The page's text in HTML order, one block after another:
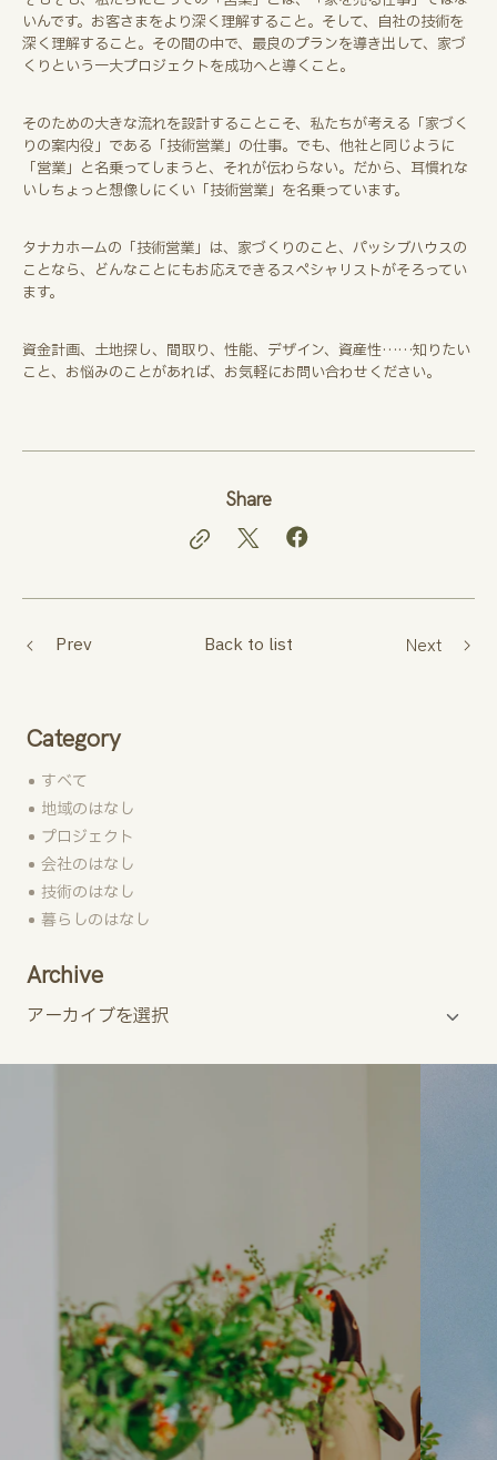
いんです。お客さまをより深く理解すること。そして、自社の技術を
深く理解すること。その間の中で、最良のプランを導き出して、家づ
くりという一大プロジェクトを成功へと導くこと。
そのための大きな流れを設計することこそ、私たちが考える「家づく
りの案内役」である「技術営業」の仕事。でも、他社と同じように
「営業」と名乗ってしまうと、それが伝わらない。だから、耳慣れな
いしちょっと想像しにくい「技術営業」を名乗っています。
タナカホームの「技術営業」は、家づくりのこと、パッシブハウスの
ことなら、どんなことにもお応えできるスペシャリストがそろってい
ます。
資金計画、土地探し、間取り、性能、デザイン、資産性……知りたい
こと、お悩みのことがあれば、お気軽にお問い合わせください。
Share
Prev Back to list Next
Category
すべて
地域のはなし
プロジェクト
会社のはなし
技術のはなし
暮らしのはなし
Archive